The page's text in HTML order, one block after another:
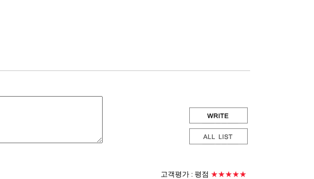
고객평가 : 평점 ★★★★★